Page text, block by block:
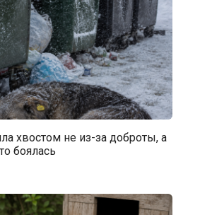
хвостом не из-за доброты, а
боялась